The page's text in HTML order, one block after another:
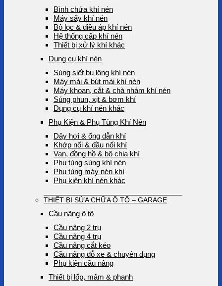
Bình chứa khí nén
Máy sấy khí nén
Bộ lọc & điều áp khí nén
Hệ thống cấp khí nén
Thiết bị xử lý khí khác
Dụng cụ khí nén
Súng siết bu lông khí nén
Máy mài & bút mài khí nén
Máy khoan, cắt & chà nhám khí nén
Súng phun, xịt & bơm khí
Dụng cụ khí nén khác
Phụ Kiện & Phụ Tùng Khí Nén
Dây hơi & ống dẫn khí
Khớp nối & đầu nối khí
Van, đồng hồ & bộ chia khí
Phụ tùng súng khí nén
Phụ tùng máy nén khí
Phụ kiện khí nén khác
THIẾT BỊ SỬA CHỮA Ô TÔ – GARAGE
Cầu nâng ô tô
Cầu nâng 2 trụ
Cầu nâng 4 trụ
Cầu nâng cắt kéo
Cầu nâng đỗ xe & chuyên dụng
Phụ kiện cầu nâng
Thiết bị lốp, mâm & phanh